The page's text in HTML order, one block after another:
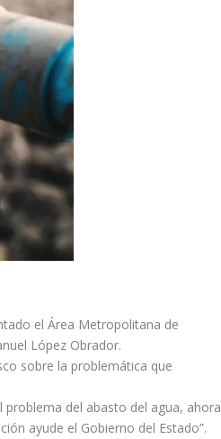
el Área Metropolitana de
López Obrador.
sobre la problemática que
del abasto del agua, ahora
ayude el Gobierno del Estado”.